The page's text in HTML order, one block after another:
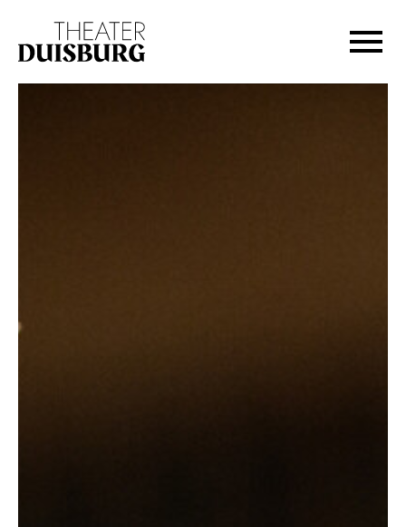
Zur Hauptnavigation springen
Zum Footer springen